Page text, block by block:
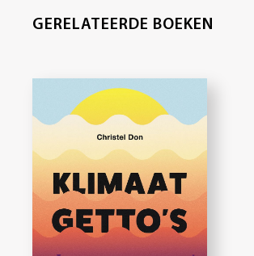
GERELATEERDE BOEKEN